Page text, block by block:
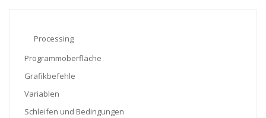
Processing
Programmoberfläche
Grafikbefehle
Variablen
Schleifen und Bedingungen